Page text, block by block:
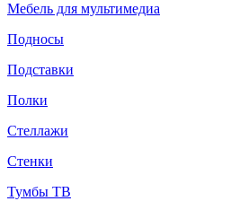
Мебель для мультимедиа
Подносы
Подставки
Полки
Стеллажи
Стенки
Тумбы ТВ